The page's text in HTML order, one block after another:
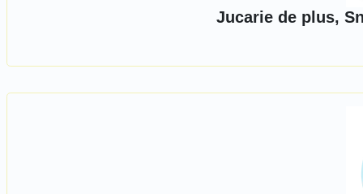
Jucarie de plus,